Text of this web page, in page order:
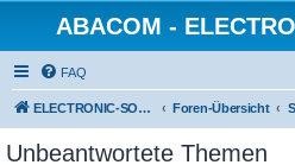
ABACOM -
FAQ
ELECTRONIC-SOFWARE-SHOP Foren-Übersicht
Unbeantwortete Themen